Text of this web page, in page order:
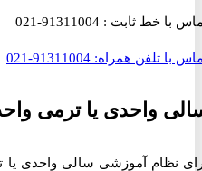
با خط ثابت :91311004-021
تلفن همراه:91311004-021
واحدی یا ترمی واحدی
آموزشی سالی واحدی یا